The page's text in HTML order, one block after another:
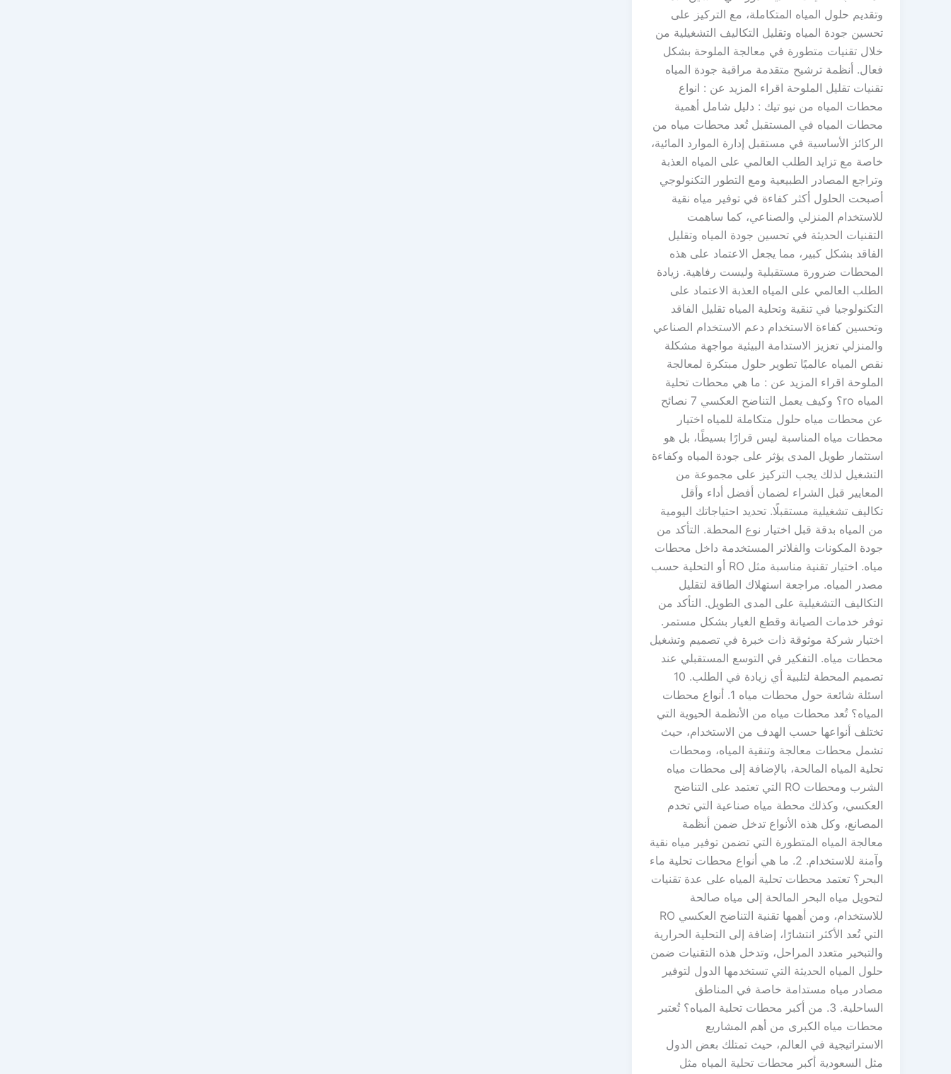
وتقديم حلول المياه المتكاملة، مع التركيز على
تحسين جودة المياه وتقليل التكاليف التشغيلية من
خلال تقنيات متطورة في معالجة الملوحة بشكل
فعال. أنظمة ترشيح متقدمة مراقبة جودة المياه
تقنيات تقليل الملوحة اقراء المزيد عن : انواع
محطات المياه من نيو تيك : دليل شامل أهمية
محطات المياه في المستقبل تُعد محطات مياه من
الركائز الأساسية في مستقبل إدارة الموارد المائية،
خاصة مع تزايد الطلب العالمي على المياه العذبة
وتراجع المصادر الطبيعية ومع التطور التكنولوجي
أصبحت الحلول أكثر كفاءة في توفير مياه نقية
للاستخدام المنزلي والصناعي، كما ساهمت
التقنيات الحديثة في تحسين جودة المياه وتقليل
الفاقد بشكل كبير، مما يجعل الاعتماد على هذه
المحطات ضرورة مستقبلية وليست رفاهية. زيادة
الطلب العالمي على المياه العذبة الاعتماد على
التكنولوجيا في تنقية وتحلية المياه تقليل الفاقد
وتحسين كفاءة الاستخدام دعم الاستخدام الصناعي
والمنزلي تعزيز الاستدامة البيئية مواجهة مشكلة
نقص المياه عالميًا تطوير حلول مبتكرة لمعالجة
الملوحة اقراء المزيد عن : ما هي محطات تحلية
المياه ro؟ وكيف يعمل التناضح العكسي 7 نصائح
عن محطات مياه حلول متكاملة للمياه اختيار
محطات مياه المناسبة ليس قرارًا بسيطًا، بل هو
استثمار طويل المدى يؤثر على جودة المياه وكفاءة
التشغيل لذلك يجب التركيز على مجموعة من
المعايير قبل الشراء لضمان أفضل أداء وأقل
تكاليف تشغيلية مستقبلًا. تحديد احتياجاتك اليومية
من المياه بدقة قبل اختيار نوع المحطة. التأكد من
جودة المكونات والفلاتر المستخدمة داخل محطات
مياه. اختيار تقنية مناسبة مثل RO أو التحلية حسب
مصدر المياه. مراجعة استهلاك الطاقة لتقليل
التكاليف التشغيلية على المدى الطويل. التأكد من
توفر خدمات الصيانة وقطع الغيار بشكل مستمر.
اختيار شركة موثوقة ذات خبرة في تصميم وتشغيل
محطات مياه. التفكير في التوسع المستقبلي عند
تصميم المحطة لتلبية أي زيادة في الطلب. 10
اسئلة شائعة حول محطات مياه 1. أنواع محطات
المياه؟ تُعد محطات مياه من الأنظمة الحيوية التي
تختلف أنواعها حسب الهدف من الاستخدام، حيث
تشمل محطات معالجة وتنقية المياه، ومحطات
تحلية المياه المالحة، بالإضافة إلى محطات مياه
الشرب ومحطات RO التي تعتمد على التناضح
العكسي، وكذلك محطة مياه صناعية التي تخدم
المصانع، وكل هذه الأنواع تدخل ضمن أنظمة
معالجة المياه المتطورة التي تضمن توفير مياه نقية
وآمنة للاستخدام. 2. ما هي أنواع محطات تحلية ماء
البحر؟ تعتمد محطات تحلية المياه على عدة تقنيات
لتحويل مياه البحر المالحة إلى مياه صالحة
للاستخدام، ومن أهمها تقنية التناضح العكسي RO
التي تُعد الأكثر انتشارًا، إضافة إلى التحلية الحرارية
والتبخير متعدد المراحل، وتدخل هذه التقنيات ضمن
حلول المياه الحديثة التي تستخدمها الدول لتوفير
مصادر مياه مستدامة خاصة في المناطق
الساحلية. 3. من أكبر محطات تحلية المياه؟ تُعتبر
محطات مياه الكبرى من أهم المشاريع
الاستراتيجية في العالم، حيث تمتلك بعض الدول
مثل السعودية أكبر محطات تحلية المياه مثل